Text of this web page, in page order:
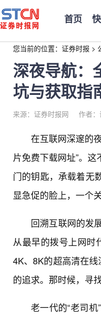
首页
您当前的位置： 证券时报 >
深夜导航：
坑与获取指
来源：证券时报网 作者
在互联网深邃的
片免费下载网址”。
门的钥匙，承载着无
显急促的脸上，一个
回溯互联网的发
从最早的拨号上网时
4K、8K的超高清在
的追求。那时候，寻
老一代的“老司